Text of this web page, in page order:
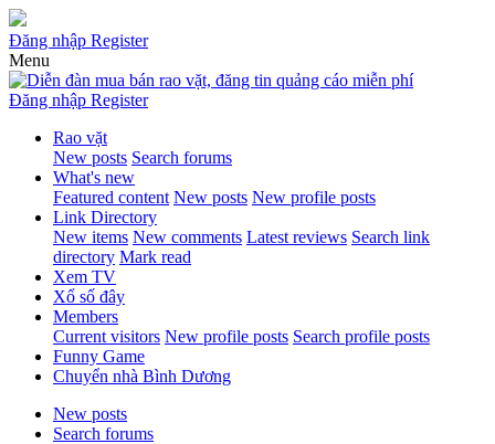
Đăng nhập Register
Menu
Đăng nhập Register
Rao vặt
New posts Search forums
What's new
Featured content New posts New profile posts
Link Directory
New items New comments Latest reviews Search link
directory Mark read
Xem TV
Xổ số đây
Members
Current visitors New profile posts Search profile posts
Funny Game
Chuyển nhà Bình Dương
New posts
Search forums